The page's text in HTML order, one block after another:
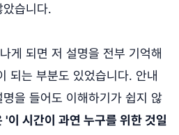
습니다.
게 되면 저 설명을 전부 기억해
되는 부분도 있었습니다. 안내
을 들어도 이해하기가 쉽지 않
'이 시간이 과연 누구를 위한 것일